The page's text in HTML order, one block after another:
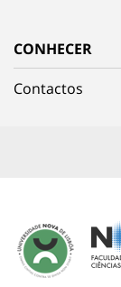
CONHECER
Contactos